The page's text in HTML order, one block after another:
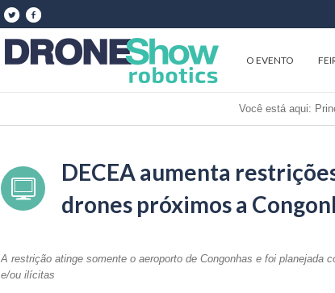
O EVENTO
Você está aqui:
DECEA aumenta
drones próximos a
A restrição atinge somente o aeroporto de Congonhas e foi planejada
e/ou ilícitas